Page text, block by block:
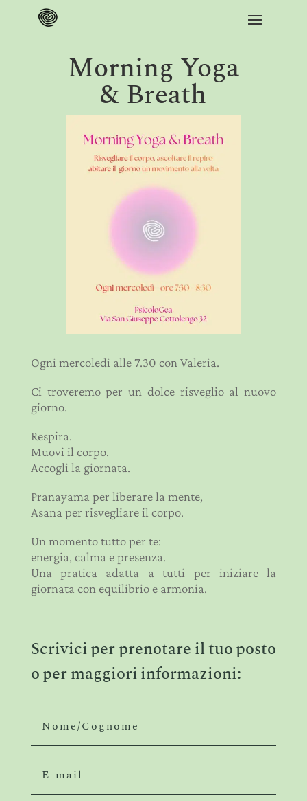
Morning Yoga
& Breath
Ogni mercoledi alle 7.30 con Valeria.
Ci troveremo per un dolce risveglio al nuovo
giorno.
Respira.
Muovi il corpo.
Accogli la giornata.
Pranayama per liberare la mente,
Asana per risvegliare il corpo.
Un momento tutto per te:
energia, calma e presenza.
Una pratica adatta a tutti per iniziare la
giornata con equilibrio e armonia.
Scrivici per prenotare il tuo posto
o per maggiori informazioni: